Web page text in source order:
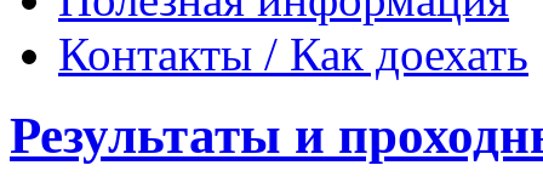
Контакты / Как доехать
Результаты и